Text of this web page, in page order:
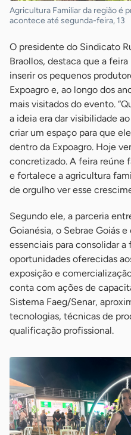
Agricultura Familiar da região é
acontece até segunda-feira, 13
O presidente do Sindicato
Braollos, destaca que a
inserir os pequenos
Expoagro e, ao longo dos
mais visitados do evento.
a ideia era dar visibilidade
criar um espaço para que
dentro da Expoagro. Hoje
concretizado. A feira reúne
e fortalece a agricultura
de orgulho ver esse
Segundo ele, a parceria
Goianésia, o Sebrae Goiás
essenciais para consolidar a
oportunidades oferecidas
exposição e
conta com ações de
Sistema Faeg/Senar,
tecnologias, técnicas de
qualificação profissional.